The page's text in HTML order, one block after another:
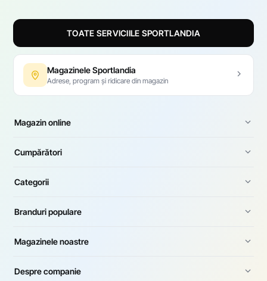
TOATE SERVICIILE SPORTLANDIA
Magazinele Sportlandia
Adrese, program și ridicare din magazin
Magazin online
Cumpărători
Categorii
Branduri populare
Magazinele noastre
Despre companie